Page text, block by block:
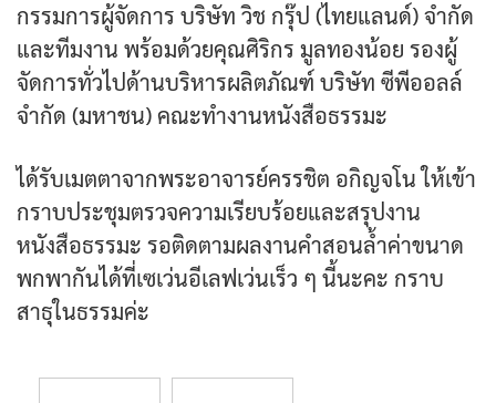
กรรมการผู้จัดการ บริษัท วิช กรุ๊ป (ไทยแลนด์) จำกัด
และทีมงาน พร้อมด้วยคุณศิริกร มูลทองน้อย รองผู้
จัดการทั่วไปด้านบริหารผลิตภัณฑ์ บริษัท ซีพีออลล์
จำกัด (มหาชน) คณะทำงานหนังสือธรรมะ
ได้รับเมตตาจากพระอาจารย์ครรชิต อกิญจโน ให้เข้า
กราบประชุมตรวจความเรียบร้อยและสรุปงาน
หนังสือธรรมะ รอติดตามผลงานคำสอนล้ำค่าขนาด
พกพากันได้ที่เซเว่นอีเลฟเว่นเร็ว ๆ นี้นะคะ กราบ
สาธุในธรรมค่ะ